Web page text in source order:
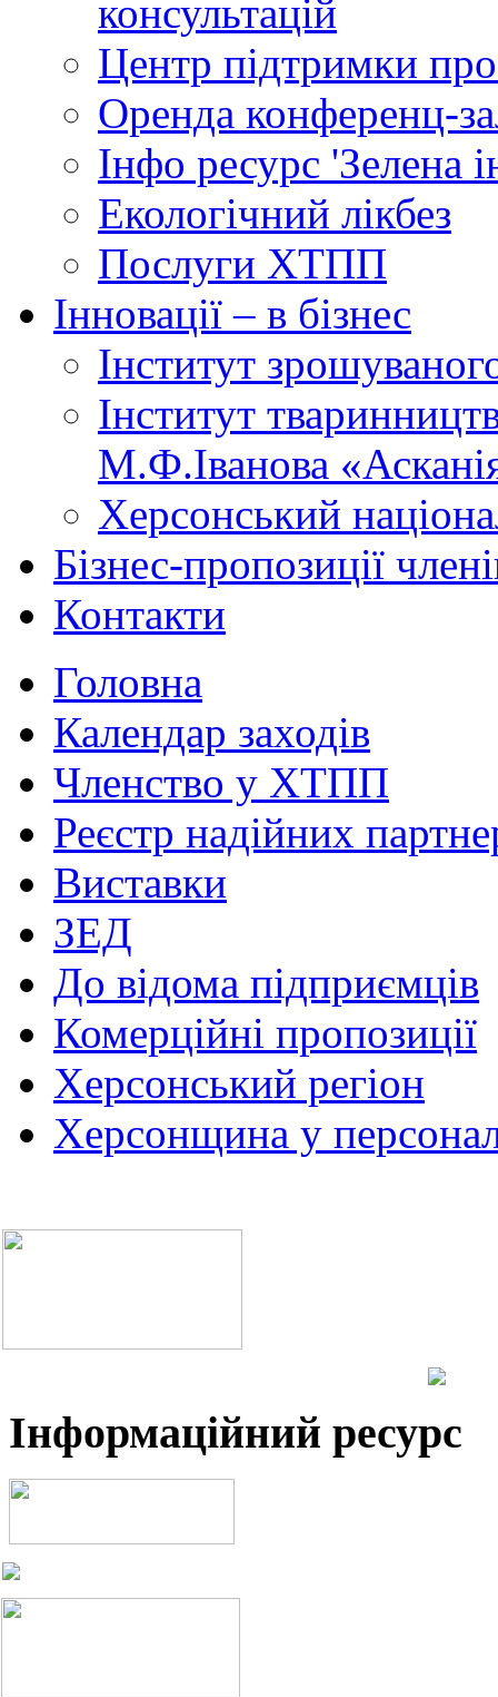
консультацій
Центр підтримки
Оренда конференц-
Інфо ресурс 'Зелена
Екологічний лікбез
Послуги ХТПП
Інновації – в бізнес
Інститут
Інститут
М.Ф.Іванова
Херсонський
Бізнес-пропозиції
Контакти
Головна
Календар заходів
Членство у ХТПП
Реєстр надійних
Виставки
ЗЕД
До відома підприємців
Комерційні пропозиції
Херсонський регіон
Херсонщина у
Інформаційний ресурс